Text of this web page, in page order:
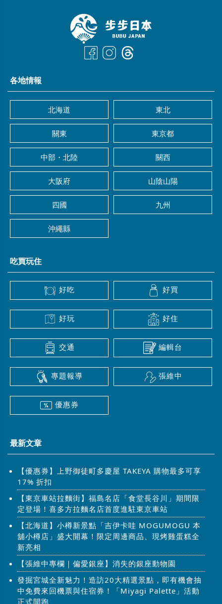
各地情報
北海道 東北
關東 東京都
中部・北陸 關西
大阪府 山陰山陽
四國 九州
沖繩縣
吃買玩住
好吃 好買
好玩 好住
交通 編輯台
專題報導 張維中
優惠券
最新文章
【優惠券】上野御徒町多慶屋 TAKEYA 購物最多可享
17% 折扣
【東京車站拉麵街】福島名店「食堂長谷川」期間限
定登場！喜多方拉麵名店首度進駐東京車站
【北海道】小樽新景點「吉伊卡哇 MOGUMOGU 本
舖小樽店」盛大開幕！限定周邊商品、現烤雞蛋糕全
新亮相
【張維中專欄｜偏愛銀座】消失的銀座動物園
發掘宮城全新魅力！造訪20大精選景點，即有機會抽
中免費來回機票與住宿券！「Miyagi Palette」活動
正式開跑